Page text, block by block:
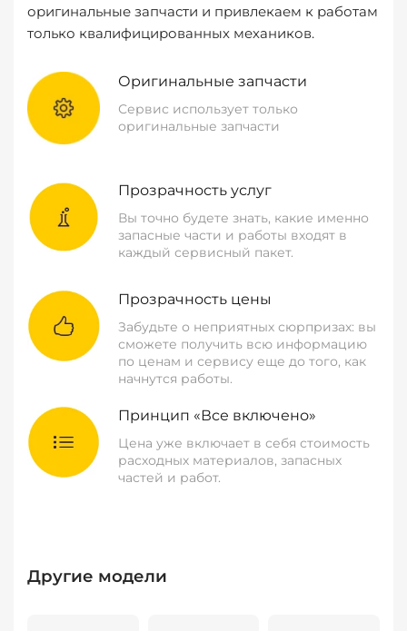
оригинальные запчасти и привлекаем к работам
только квалифицированных механиков.
Оригинальные запчасти
Сервис использует только
оригинальные запчасти
Прозрачность услуг
Вы точно будете знать, какие именно
запасные части и работы входят в
каждый сервисный пакет.
Прозрачность цены
Забудьте о неприятных сюрпризах: вы
сможете получить всю информацию
по ценам и сервису еще до того, как
начнутся работы.
Принцип «Все включено»
Цена уже включает в себя стоимость
расходных материалов, запасных
частей и работ.
Другие модели